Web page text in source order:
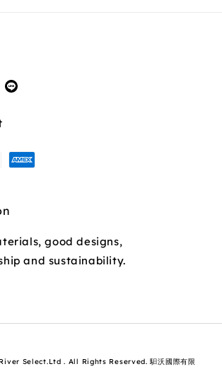
good designs,
and sustainability.
Select.Ltd . All Rights Reserved. 馹沃國際有限